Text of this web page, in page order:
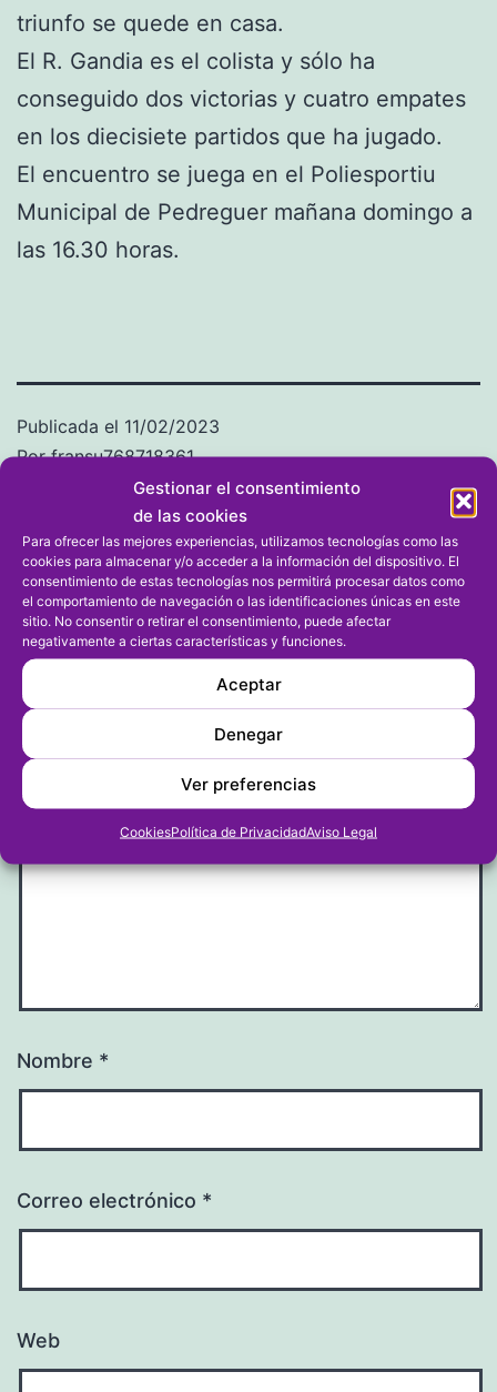
Gestionar el consentimiento
de las cookies
Para ofrecer las mejores experiencias, utilizamos tecnologías como las
cookies para almacenar y/o acceder a la información del dispositivo. El
consentimiento de estas tecnologías nos permitirá procesar datos como
el comportamiento de navegación o las identificaciones únicas en este
sitio. No consentir o retirar el consentimiento, puede afectar
negativamente a ciertas características y funciones.
Aceptar
Denegar
Ver preferencias
CookiesPolítica de PrivacidadAviso Legal
triunfo se quede en casa.
El R. Gandia es el colista y sólo ha
conseguido dos victorias y cuatro empates
en los diecisiete partidos que ha jugado.
El encuentro se juega en el Poliesportiu
Municipal de Pedreguer mañana domingo a
las 16.30 horas.
Publicada el 11/02/2023
Porfransu768718361
Categorizado comoFÚTBOL,Segona FFCV
Dejar un comentario
Tu dirección de correo electrónico no será publicada.
Los campos obligatorios están marcados con
Nombre *
Correo electrónico *
Web